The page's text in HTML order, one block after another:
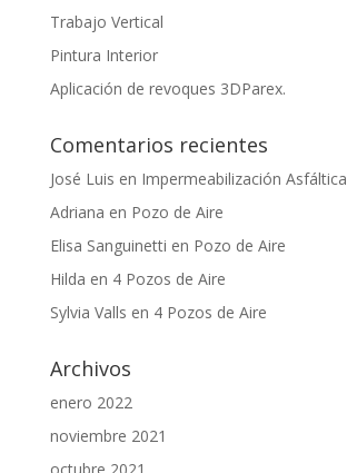
Trabajo Vertical
Pintura Interior
Aplicación de revoques 3DParex.
Comentarios recientes
José Luis en Impermeabilización Asfáltica
Adriana en Pozo de Aire
Elisa Sanguinetti en Pozo de Aire
Hilda en 4 Pozos de Aire
Sylvia Valls en 4 Pozos de Aire
Archivos
enero 2022
noviembre 2021